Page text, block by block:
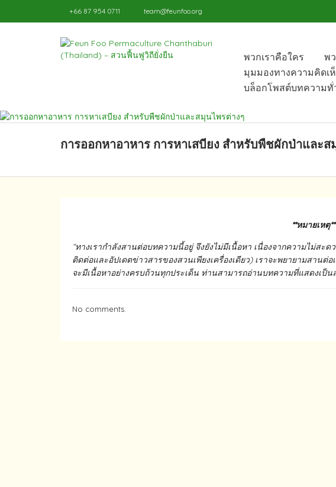
+66 87 954 0711 team@feunfoo.org
พวกเราคือใคร พ
มุมมองทางความคิดเ
บล็อก​โพสต์​บทความทั่
การออกหาอาหาร​ การหาเสบียง​ สำหรับพืชผักป่าและส
**หมายเหตุ**
“ทางเรากำลังสานต่อบทความนี้อยู่ จึงยังไม่มีเนื้อหา​ เนื่องจากความไม่สะ
ติดต่อและอัปเดต​ข่าวสาร​ของสวนเพียงเครื่องเดียว)​ เราจะพยายาม​สาน
จะมีเนื้อหาอย่างครบถ้วนทุกประเด็น​ ท่านสามารถ​อ่านบทความที่แสดงเป็
No comments.